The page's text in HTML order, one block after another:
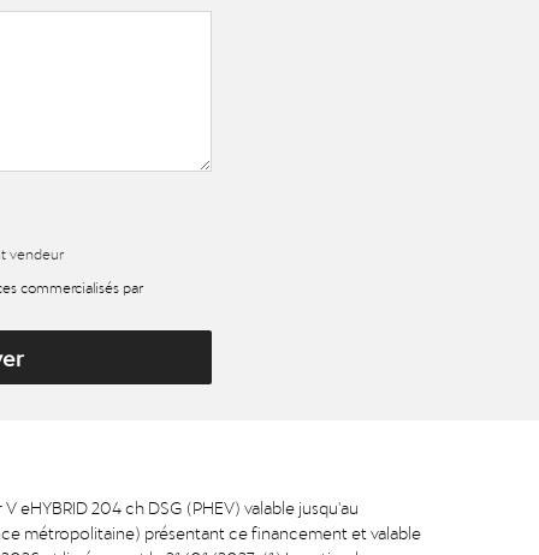
vendeur
commercialisés par
204 ch DSG (PHEV) valable jusqu'au
métropolitaine) présentant ce financement et valable